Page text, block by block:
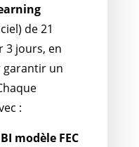
de 21
3 jours, en
un
:
modèle FEC